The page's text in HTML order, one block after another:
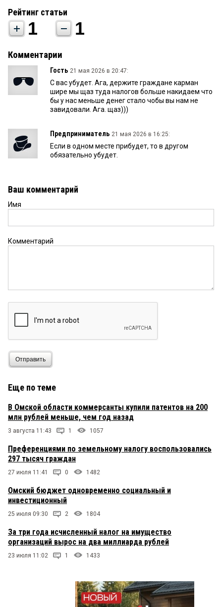
Рейтинг статьи
1 1
Комментарии
Гость 21 мая 2026 в 20:47:
С вас убудет. Ага, держите граждане карман
шире мы щаз туда налогов больше накидаем что
бы у нас меньше денег стало чобы вы нам не
завидовали. Ага. щаз)))
Предприниматель 21 мая 2026 в 16:25:
Если в одном месте прибудет, то в другом
обязательно убудет.
Ваш комментарий
Имя
Комментарий
Отправить
Еще по теме
В Омской области коммерсанты купили патентов на 200
млн рублей меньше, чем год назад
3 августа 11:43 1 1057
Преференциями по земельному налогу воспользовались
297 тысяч граждан
27 июля 11:41 0 1482
Омский бюджет одновременно социальный и
инвестиционный
25 июля 09:30 2 1804
За три года исчисленный налог на имущество
организаций вырос на два миллиарда рублей
23 июля 11:02 1 1433